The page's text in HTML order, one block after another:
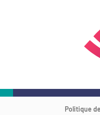
Politique